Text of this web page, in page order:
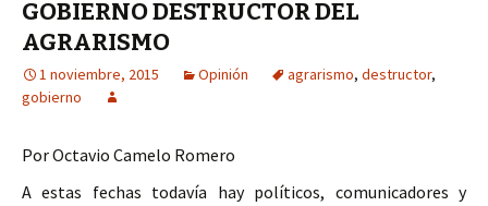
GOBIERNO DESTRUCTOR DEL
AGRARISMO
1 noviembre, 2015 Opinión agrarismo, destructor,
gobierno
Por Octavio Camelo Romero
A estas fechas todavía hay políticos, comunicadores y